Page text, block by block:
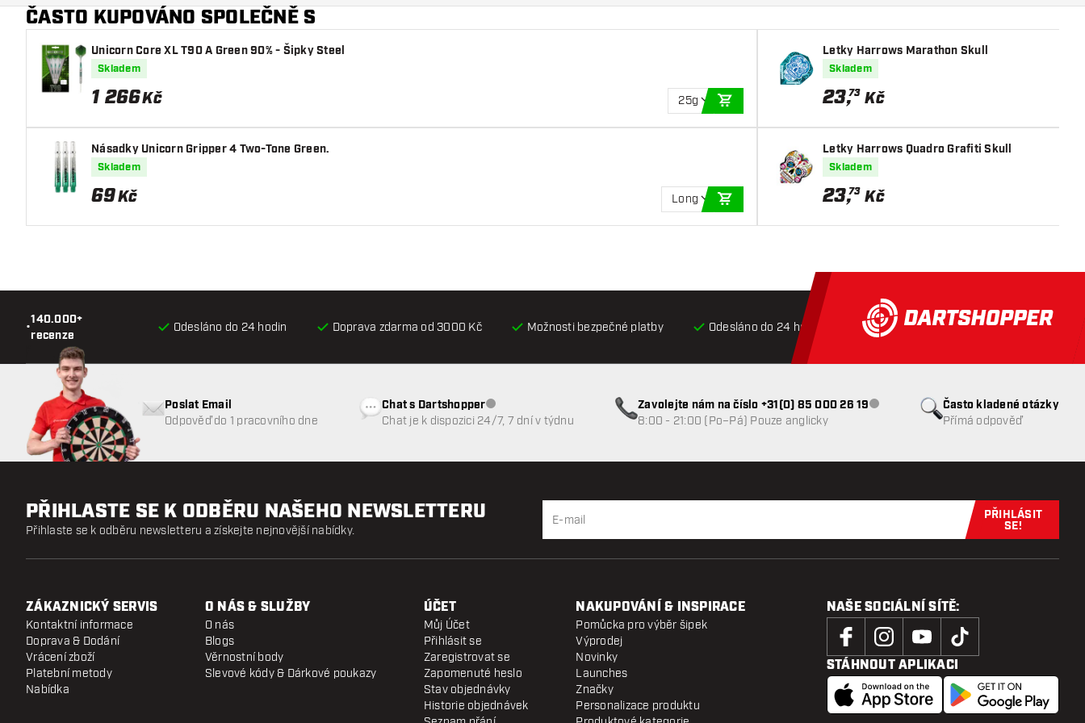
ČASTO KUPOVÁNO SPOLEČNĚ S
Unicorn Core XL T90 A Green 90% - Šipky Steel
Skladem
1 266Kč 25g
Násadky Unicorn Gripper 4 Two-Tone Green.
Skladem
69Kč Long
Letky Harrows Marathon Skull
Skladem
23,73 Kč
Letky Harrows Quadro Grafiti Skull
Skladem
23,73 Kč
•
140.000+
recenze
Odesláno do 24 hodin Doprava zdarma od 3000 Kč Možnosti bezpečné platby Odesláno do 24 hodin Doprava zdarma od 3000 Kč
Často kladené otázky
Přímá odpověď
Poslat Email
Odpověď do 1 pracovního dne
Chat s DartshopperZákaznický servis nedostupný
Chat je k dispozici 24/7, 7 dní v týdnu
Zavolejte nám na číslo +31(0) 85 000 26 19Zákaznický servis nedostupný
8:00 - 21:00 (Po–Pá) Pouze anglicky
PŘIHLASTE SE K ODBĚRU NAŠEHO NEWSLETTERU
Přihlaste se k odběru newsletteru a získejte nejnovější nabídky.
Přihlaste se
PŘIHLÁSIT
SE!
ZÁKAZNICKÝ SERVIS
Kontaktní informace
Doprava & Dodání
Vrácení zboží
Platební metody
Nabídka
O NÁS & SLUŽBY
O nás
Blogs
Věrnostní body
Slevové kódy & Dárkové poukazy
ÚČET
Můj Účet
Přihlásit se
Zaregistrovat se
Zapomenuté heslo
Stav objednávky
Historie objednávek
NAKUPOVÁNÍ & INSPIRACE
Pomůcka pro výběr šipek
Výprodej
Novinky
Launches
Značky
Personalizace produktu
NAŠE SOCIÁLNÍ SÍTĚ:
STÁHNOUT APLIKACI